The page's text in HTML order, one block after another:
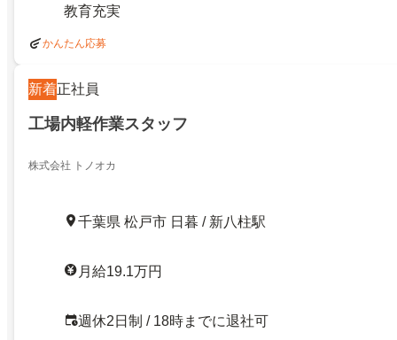
教育充実
かんたん応募
新着正社員
工場内軽作業スタッフ
株式会社 トノオカ
千葉県 松戸市 日暮 / 新八柱駅
月給19.1万円
週休2日制 / 18時までに退社可